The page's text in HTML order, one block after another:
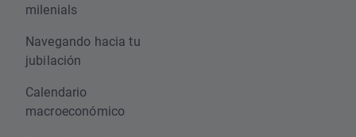
milenials
Navegando hacia tu
jubilación
Calendario
macroeconómico